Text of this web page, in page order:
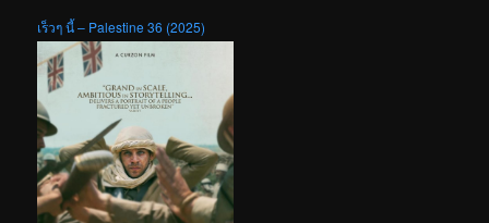
เร็วๆ นี้ – Palestine 36 (2025)